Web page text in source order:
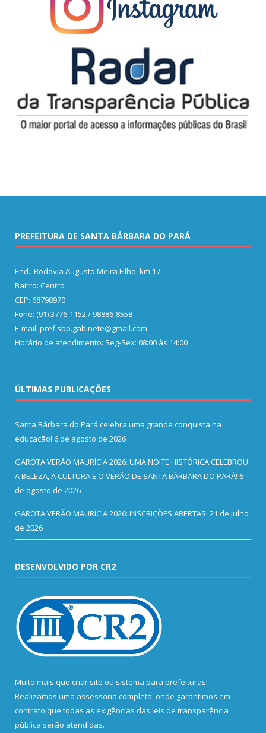
PREFEITURA DE SANTA BÁRBARA DO PARÁ
End.: Rodovia Augusto Meira Filho, km 17
Bairro: Centro
CEP: 68798970
Fone: (91) 3776-1152 / 98886-8558
E-mail: pref.sbp.gabinete@gmail.com
Horário de atendimento: Seg-Sex: 08:00 às 14:00
ÚLTIMAS PUBLICAÇÕES
Santa Bárbara do Pará celebra uma grande conquista na
educação! 6 de agosto de 2026
GAROTA VERÃO MAURÍCIA 2026: UMA NOITE HISTÓRICA CELEBROU
A BELEZA, A CULTURA E O VERÃO DE SANTA BÁRBARA DO PARÁ! 6
de agosto de 2026
GAROTA VERÃO MAURÍCIA 2026: INSCRIÇÕES ABERTAS! 21 de julho
de 2026
DESENVOLVIDO POR CR2
Muito mais que criar site ou sistema para prefeituras!
Realizamos uma assessoria completa, onde garantimos em
contrato que todas as exigências das leis de transparência
pública serão atendidas.